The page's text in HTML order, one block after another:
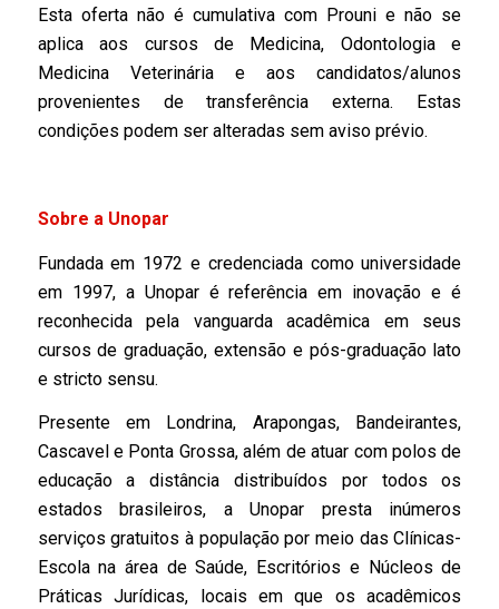
Esta oferta não é cumulativa com Prouni e não se
aplica aos cursos de Medicina, Odontologia e
Medicina Veterinária e aos candidatos/alunos
provenientes de transferência externa. Estas
condições podem ser alteradas sem aviso prévio.
Sobre a Unopar
Fundada em 1972 e credenciada como universidade
em 1997, a Unopar é referência em inovação e é
reconhecida pela vanguarda acadêmica em seus
cursos de graduação, extensão e pós-graduação lato
e stricto sensu.
Presente em Londrina, Arapongas, Bandeirantes,
Cascavel e Ponta Grossa, além de atuar com polos de
educação a distância distribuídos por todos os
estados brasileiros, a Unopar presta inúmeros
serviços gratuitos à população por meio das Clínicas-
Escola na área de Saúde, Escritórios e Núcleos de
Práticas Jurídicas, locais em que os acadêmicos